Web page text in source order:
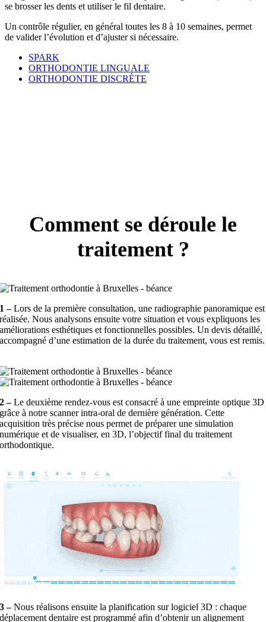
se brosser les dents et utiliser le fil dentaire.
Un contrôle régulier, en général toutes les 8 à 10 semaines, permet
de valider l’évolution et d’ajuster si nécessaire.
SPARK
ORTHODONTIE LINGUALE
ORTHODONTIE DISCRÈTE
Comment se déroule le
traitement ?
1 –Lors de la première consultation, une radiographie panoramique est
réalisée. Nous analysons ensuite votre situation et vous expliquons les
améliorations esthétiques et fonctionnelles possibles. Un devis détaillé,
accompagné d’une estimation de la durée du traitement, vous est remis.
2 –Le deuxième rendez-vous est consacré à une empreinte optique 3D
grâce à notre scanner intra-oral de dernière génération. Cette
acquisition très précise nous permet de préparer une simulation
numérique et de visualiser, en 3D, l’objectif final du traitement
orthodontique.
3 –Nous réalisons ensuite la planification sur logiciel 3D : chaque
déplacement dentaire est programmé afin d’obtenir un alignement